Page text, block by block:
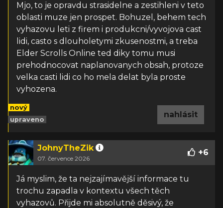
Mjo, to je opravdu strasidelne a zestihleni v teto
oblasti muze jen prospet. Bohuzel, behem tech
vyhazovu leti z firem i produkcni/vyvojova cast
lidi, casto s dlouholetymi zkusenostmi, a treba
Elder Scrolls Online ted diky tomu musi
prehodnocovat naplanovanych obsah, protoze
velka casti lidi co ho mela delat byla proste
vyhozena.
nový
upraveno
nahlásit
JohnyTheZik
07. července 2026
+6
Já myslim, že ta nejzajímavější informace tu
trochu zapadla v kontextu všech těch
vyhazovů. Přijde mi absolutně děsivý, že